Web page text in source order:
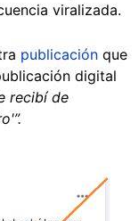
viralizada.
publicación que
digital
recibí de